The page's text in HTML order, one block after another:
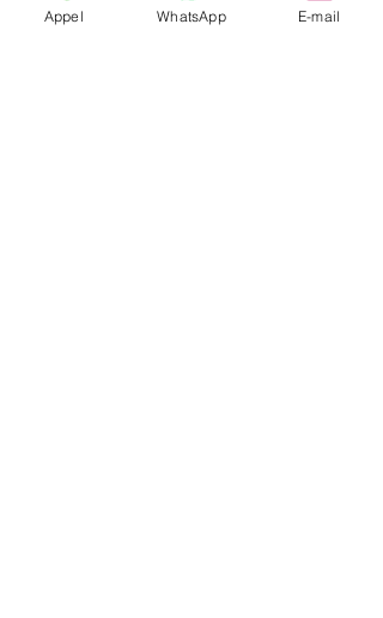
Appel WhatsApp E-mail